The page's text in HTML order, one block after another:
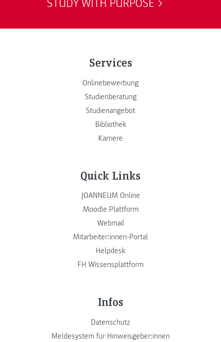
STUDY WITH PURPOSE
Services
Onlinebewerbung
Studienberatung
Studienangebot
Bibliothek
Karriere
Quick Links
JOANNEUM Online
Moodle Plattform
Webmail
Mitarbeiter:innen-Portal
Helpdesk
FH Wissensplattform
Infos
Datenschutz
Meldesystem für Hinweisgeber:innen